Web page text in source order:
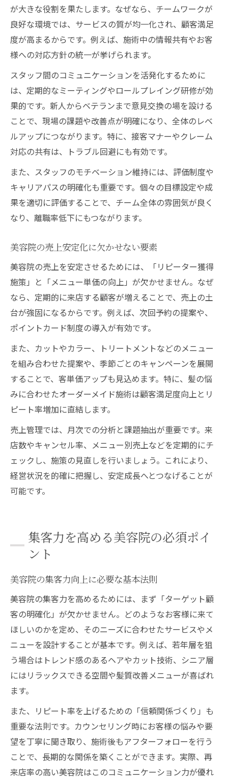
が大きな役割を果たします。なぜなら、チームワークが
良好な環境では、サービスの質が均一化され、顧客満足
度が高まるからです。例えば、施術中の情報共有やお客
様への対応方針の統一が挙げられます。
スタッフ間のコミュニケーションを活発化するために
は、定期的なミーティングやロールプレイング研修が効
果的です。新人からベテランまで意見交換の場を設ける
ことで、現場の課題や改善点が明確になり、全体のレベ
ルアップにつながります。特に、接客マナーやクレーム
対応の共有は、トラブル回避にも有効です。
また、スタッフのモチベーション維持には、評価制度や
キャリアパスの明確化も重要です。個々の目標設定や成
果を適切に評価することで、チーム全体の雰囲気が良く
なり、離職率低下にもつながります。
美容院の売上安定化に欠かせない要素
美容院の売上を安定させるためには、「リピーター獲得
施策」と「メニュー単価の向上」が欠かせません。なぜ
なら、定期的に来店する顧客が増えることで、売上の土
台が強固になるからです。例えば、次回予約の提案や、
ポイントカード制度の導入が有効です。
また、カットやカラー、トリートメントなどのメニュー
を組み合わせた提案や、季節ごとのキャンペーンを展開
することで、客単価アップも見込めます。特に、髪の悩
みに合わせたオーダーメイド施術は顧客満足度向上とリ
ピート率増加に直結します。
売上管理では、月次での分析と課題抽出が重要です。来
店数やキャンセル率、メニュー別売上などを定期的にチ
ェックし、施策の見直しを行いましょう。これにより、
経営状況を的確に把握し、安定成長へとつなげることが
可能です。
集客力を高める美容院の必須ポイ
ント
美容院の集客力向上に必要な基本法則
美容院の集客力を高めるためには、まず「ターゲット顧
客の明確化」が欠かせません。どのようなお客様に来て
ほしいのかを定め、そのニーズに合わせたサービスやメ
ニューを設計することが基本です。例えば、若年層を狙
う場合はトレンド感のあるヘアやカット技術、シニア層
にはリラックスできる空間や髪質改善メニューが喜ばれ
ます。
また、リピート率を上げるための「信頼関係づくり」も
重要な法則です。カウンセリング時にお客様の悩みや要
望を丁寧に聞き取り、施術後もアフターフォローを行う
ことで、長期的な関係を築くことができます。実際、再
来店率の高い美容院はこのコミュニケーション力が優れ